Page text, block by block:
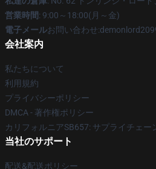
営業時間: 9:00～18:00(月～金)
電子メールお問い合わせ
会社案内
私たちについて
利用規約
プライバシーポリシー
DMCA - 著作権ポリシー
カリフォルニアSB657: サプライチェー
当社のサポート
配送&配送ポリシー